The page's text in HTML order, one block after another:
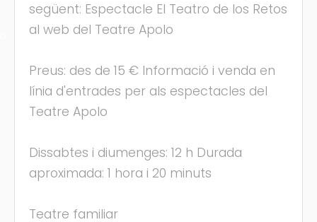
següent: Espectacle El Teatro de los Retos
al web del Teatre Apolo
Preus: des de 15 € Informació i venda en
línia d'entrades per als espectacles del
Teatre Apolo
Dissabtes i diumenges: 12 h Durada
aproximada: 1 hora i 20 minuts
Teatre familiar